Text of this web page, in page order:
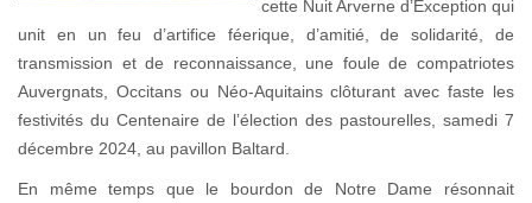
cette Nuit Arverne d’Exception qui
unit en un feu d’artifice féerique, d’amitié, de solidarité, de
transmission et de reconnaissance, une foule de compatriotes
Auvergnats, Occitans ou Néo-Aquitains clôturant avec faste les
festivités du Centenaire de l’élection des pastourelles, samedi 7
décembre 2024, au pavillon Baltard.
En même temps que le bourdon de Notre Dame résonnait